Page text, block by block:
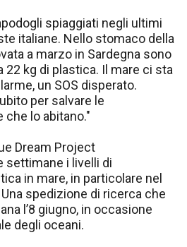
spiaggiati negli ultimi
italiane. Nello stomaco della
a marzo in Sardegna sono
kg di plastica. Il mare ci sta
un SOS disperato.
per salvare le
lo abitano."
Dream Project
settimane i livelli di
in mare, in particolare nel
spedizione di ricerca che
l’8 giugno, in occasione
degli oceani.